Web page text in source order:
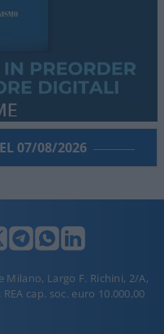
07/08/2026
Milano, Largo F. Richini, 2/A,
cap. soc. euro 10.000,00